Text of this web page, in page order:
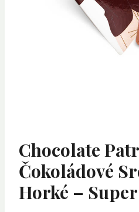
Chocolate
Čokoládové
Horké –